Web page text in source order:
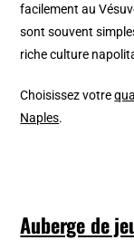
facilement au
sont souvent
riche culture
Choisissez votre
Naples.
Auberge de